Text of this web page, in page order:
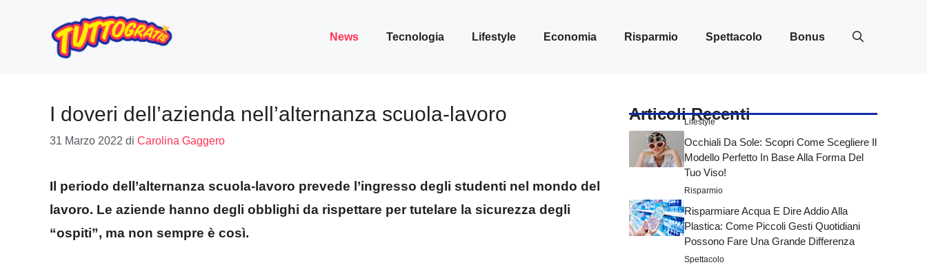
contenuto
News Tecnologia Lifestyle Economia Risparmio Spettacolo Bonus
I doveri dell’azienda nell’alternanza scuola-lavoro
31 Marzo 2022 di Carolina Gaggero
Il periodo dell’alternanza scuola-lavoro prevede l’ingresso degli studenti nel mondo del
lavoro. Le aziende hanno degli obblighi da rispettare per tutelare la sicurezza degli
“ospiti”, ma non sempre è così.
Articoli Recenti
Lifestyle
Occhiali Da Sole: Scopri Come Scegliere Il
Modello Perfetto In Base Alla Forma Del
Tuo Viso!
Risparmio
Risparmiare Acqua E Dire Addio Alla
Plastica: Come Piccoli Gesti Quotidiani
Possono Fare Una Grande Differenza
Spettacolo